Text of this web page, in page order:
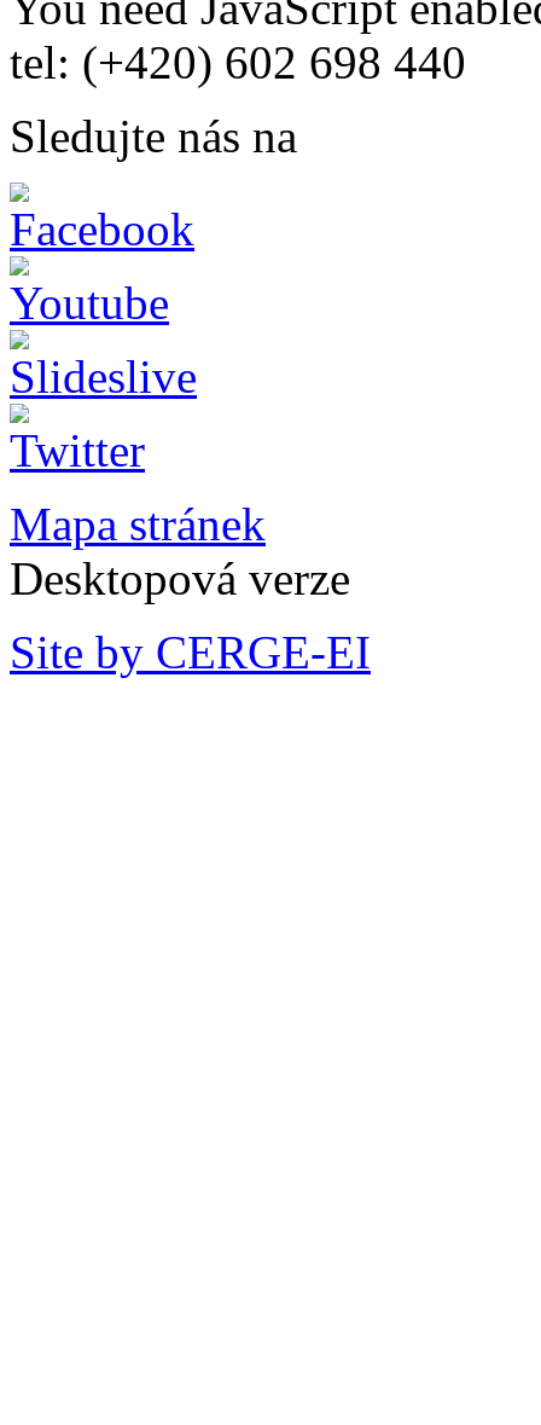
tel: (+420) 602 698 440
Sledujte nás na
Mapa stránek
Desktopová verze
Site by CERGE-EI